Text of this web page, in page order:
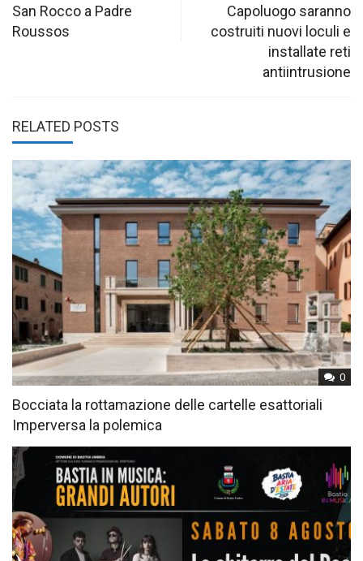
San Rocco a Padre
Roussos
Capoluogo saranno
costruiti nuovi loculi e
installate reti
antiintrusione
RELATED POSTS
0
Bocciata la rottamazione delle cartelle esattoriali
Imperversa la polemica